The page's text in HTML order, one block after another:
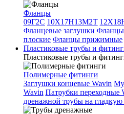
Фланцы
09Г2С 10Х17Н13М2Т
Фланцевые заглушки Фланцы
плоские Фланцы прижимные
Пластиковые трубы и
Пластиковые трубы и
Полимерные фитинги
Заглушки концевые Wavin
Wavin Патрубки переходные
дренажной трубы на гладкую